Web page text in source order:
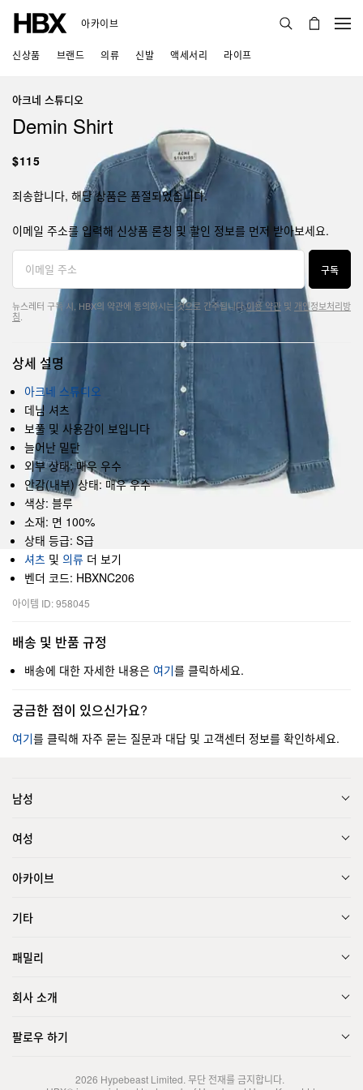
아카이브
신상품 브랜드 의류 신발 액세서리 라이프
아크네 스튜디오
Demin Shirt
$115
죄송합니다, 해당 상품은 품절되었습니다.
이메일 주소를 입력해 신상품 론칭 및 할인 정보를 먼저 받아보세요.
구독
뉴스레터 구독 시, HBX의 약관에 동의하시는 것으로 간주됩니다.이용 약관 및 개인정보처리방
침
상세 설명
아크네 스튜디오
데님 셔츠
보풀 및 사용감이 보입니다
늘어난 밑단
외부 상태: 매우 우수
안감(내부) 상태: 매우 우수
색상: 블루
소재: 면 100%
상태 등급: S급
셔츠 및 의류 더 보기
벤더 코드: HBXNC206
아이템 ID: 958045
배송 및 반품 규정
배송에 대한 자세한 내용은 여기를 클릭하세요.
궁금한 점이 있으신가요?
여기를 클릭해 자주 묻는 질문과 대답 및 고객센터 정보를 확인하세요.
남성
여성
아카이브
기타
패밀리
회사 소개
팔로우 하기
2026 Hypebeast Limited. 무단 전재를 금지합니다.